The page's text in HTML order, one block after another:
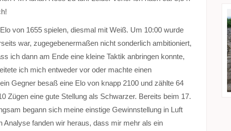
von 1655 spielen, diesmal mit Weiß. Um 10:00 wurde
war, zugegebenermaßen nicht sonderlich ambitioniert,
ich dann am Ende eine kleine Taktik anbringen konnte,
ich mich entweder vor oder machte einen
Gegner besaß eine Elo von knapp 2100 und zählte 64
Zügen eine gute Stellung als Schwarzer. Bereits beim 17.
begann sich meine einstige Gewinnstellung in Luft
fanden wir heraus, dass mir mehr als ein